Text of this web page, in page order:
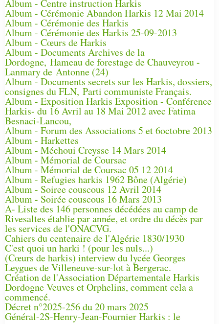
Album - Centre instruction Harkis
Album - Cérémonie Abandon Harkis 12 Mai 2014
Album - Cérémonie des Harkis
Album - Cérémonie des Harkis 25-09-2013
Album - Cœurs de Harkis
Album - Documents Archives de la
Dordogne, Hameau de forestage de Chauveyrou -
Lanmary de Antonne (24)
Album - Documents secrets sur les Harkis, dossiers,
consignes du FLN, Parti communiste Français.
Album - Exposition Harkis Exposition - Conférence
Harkis- du 16 Avril au 18 Mai 2012 avec Fatima
Besnaci-Lancou,
Album - Forum des Associations 5 et 6octobre 2013
Album - Harkettes
Album - Méchoui Creysse 14 Mars 2014
Album - Mémorial de Coursac
Album - Mémorial de Coursac 05 12 2014
Album - Refugies harkis 1962 Bône (Algérie)
Album - Soiree couscous 12 Avril 2014
Album - Soirée couscous 16 Mars 2013
A- Liste des 146 personnes décédées au camp de
Rivesaltes établie par année, et ordre du décès par
les services de l'ONACVG.
Cahiers du centenaire de l'Algérie 1830/1930
C'est quoi un harki ! (pour les nuls...)
(Cœurs de harkis) interview du lycée Georges
Leygues de Villeneuve-sur-lot à Bergerac.
Création de l'Association Départementale Harkis
Dordogne Veuves et Orphelins, comment cela a
commencé.
Décret n°2025-256 du 20 mars 2025
Général-2S-Henry-Jean-Fournier Harkis : le